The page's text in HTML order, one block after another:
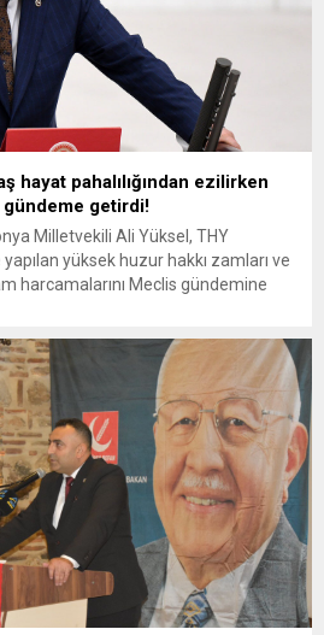
hayat pahalılığından ezilirken
gündeme getirdi!
Milletvekili Ali Yüksel, THY
yüksek huzur hakkı zamları ve
harcamalarını Meclis gündemine
huzur hakkı tutarlarını ve artış
Yolları...